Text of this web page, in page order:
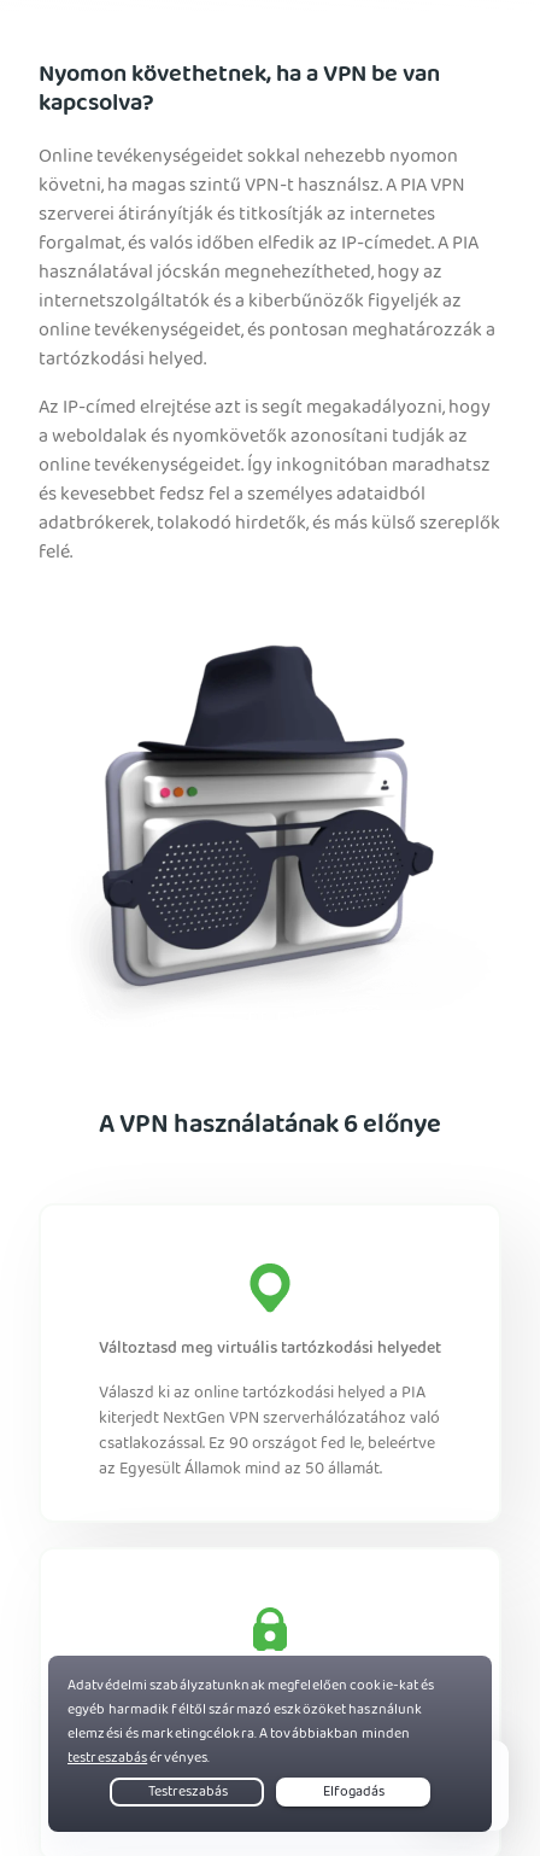
Nyomon követhetnek, ha a VPN be van
kapcsolva?
Online tevékenységeidet sokkal nehezebb nyomon
követni, ha magas szintű VPN-t használsz. A PIA VPN
szerverei átirányítják és titkosítják az internetes
forgalmat, és valós időben elfedik az IP-címedet. A PIA
használatával jócskán megnehezítheted, hogy az
internetszolgáltatók és a kiberbűnözők figyeljék az
online tevékenységeidet, és pontosan meghatározzák a
tartózkodási helyed.
Az IP-címed elrejtése azt is segít megakadályozni, hogy
a weboldalak és nyomkövetők azonosítani tudják az
online tevékenységeidet. Így inkognitóban maradhatsz
és kevesebbet fedsz fel a személyes adataidból
adatbrókerek, tolakodó hirdetők, és más külső szereplők
felé.
A VPN használatának 6 előnye
Változtasd meg virtuális tartózkodási helyedet
Válaszd ki az online tartózkodási helyed a PIA
kiterjedt NextGen VPN szerverhálózatához való
csatlakozással. Ez 90 országot fed le, beleértve
az Egyesült Államok mind az 50 államát.
Növeld az adatvédelmed
Rejtsd el az IP-címed az online
személyazonosságod védelméhez. Akadályozd
meg a weboldalak online nyomkövetését, és
élvezd a biztonságosabb böngészést.